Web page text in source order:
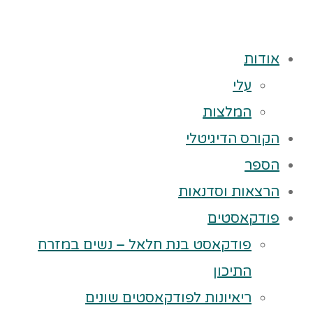
אודות
עלי
המלצות
הקורס הדיגיטלי
הספר
הרצאות וסדנאות
פודקאסטים
פודקאסט בנת חלאל – נשים במזרח
התיכון
ריאיונות לפודקאסטים שונים